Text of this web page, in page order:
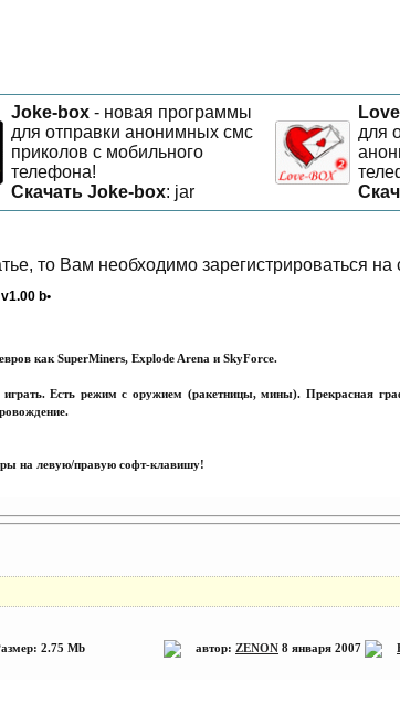
Joke-box - новая программы
для отправки анонимных смс
приколов с мобильного
телефона!
Скачать Joke-box: jar
для
то Вам необходимо зарегистрироваться на
b•
как SuperMiners, Explode Arena и SkyForce.
Есть режим с оружием (ракетницы, мины). Прекрасная
на левую/правую софт-клавишу!
2.75 Mb автор: ZENON 8 января 2007